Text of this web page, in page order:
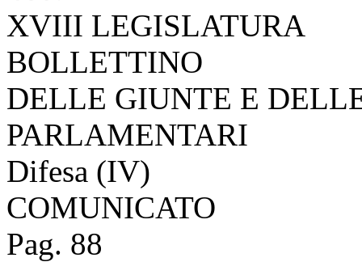
XVIII LEGISLATURA
BOLLETTINO
DELLE GIUNTE E
PARLAMENTARI
Difesa (IV)
COMUNICATO
Pag. 88